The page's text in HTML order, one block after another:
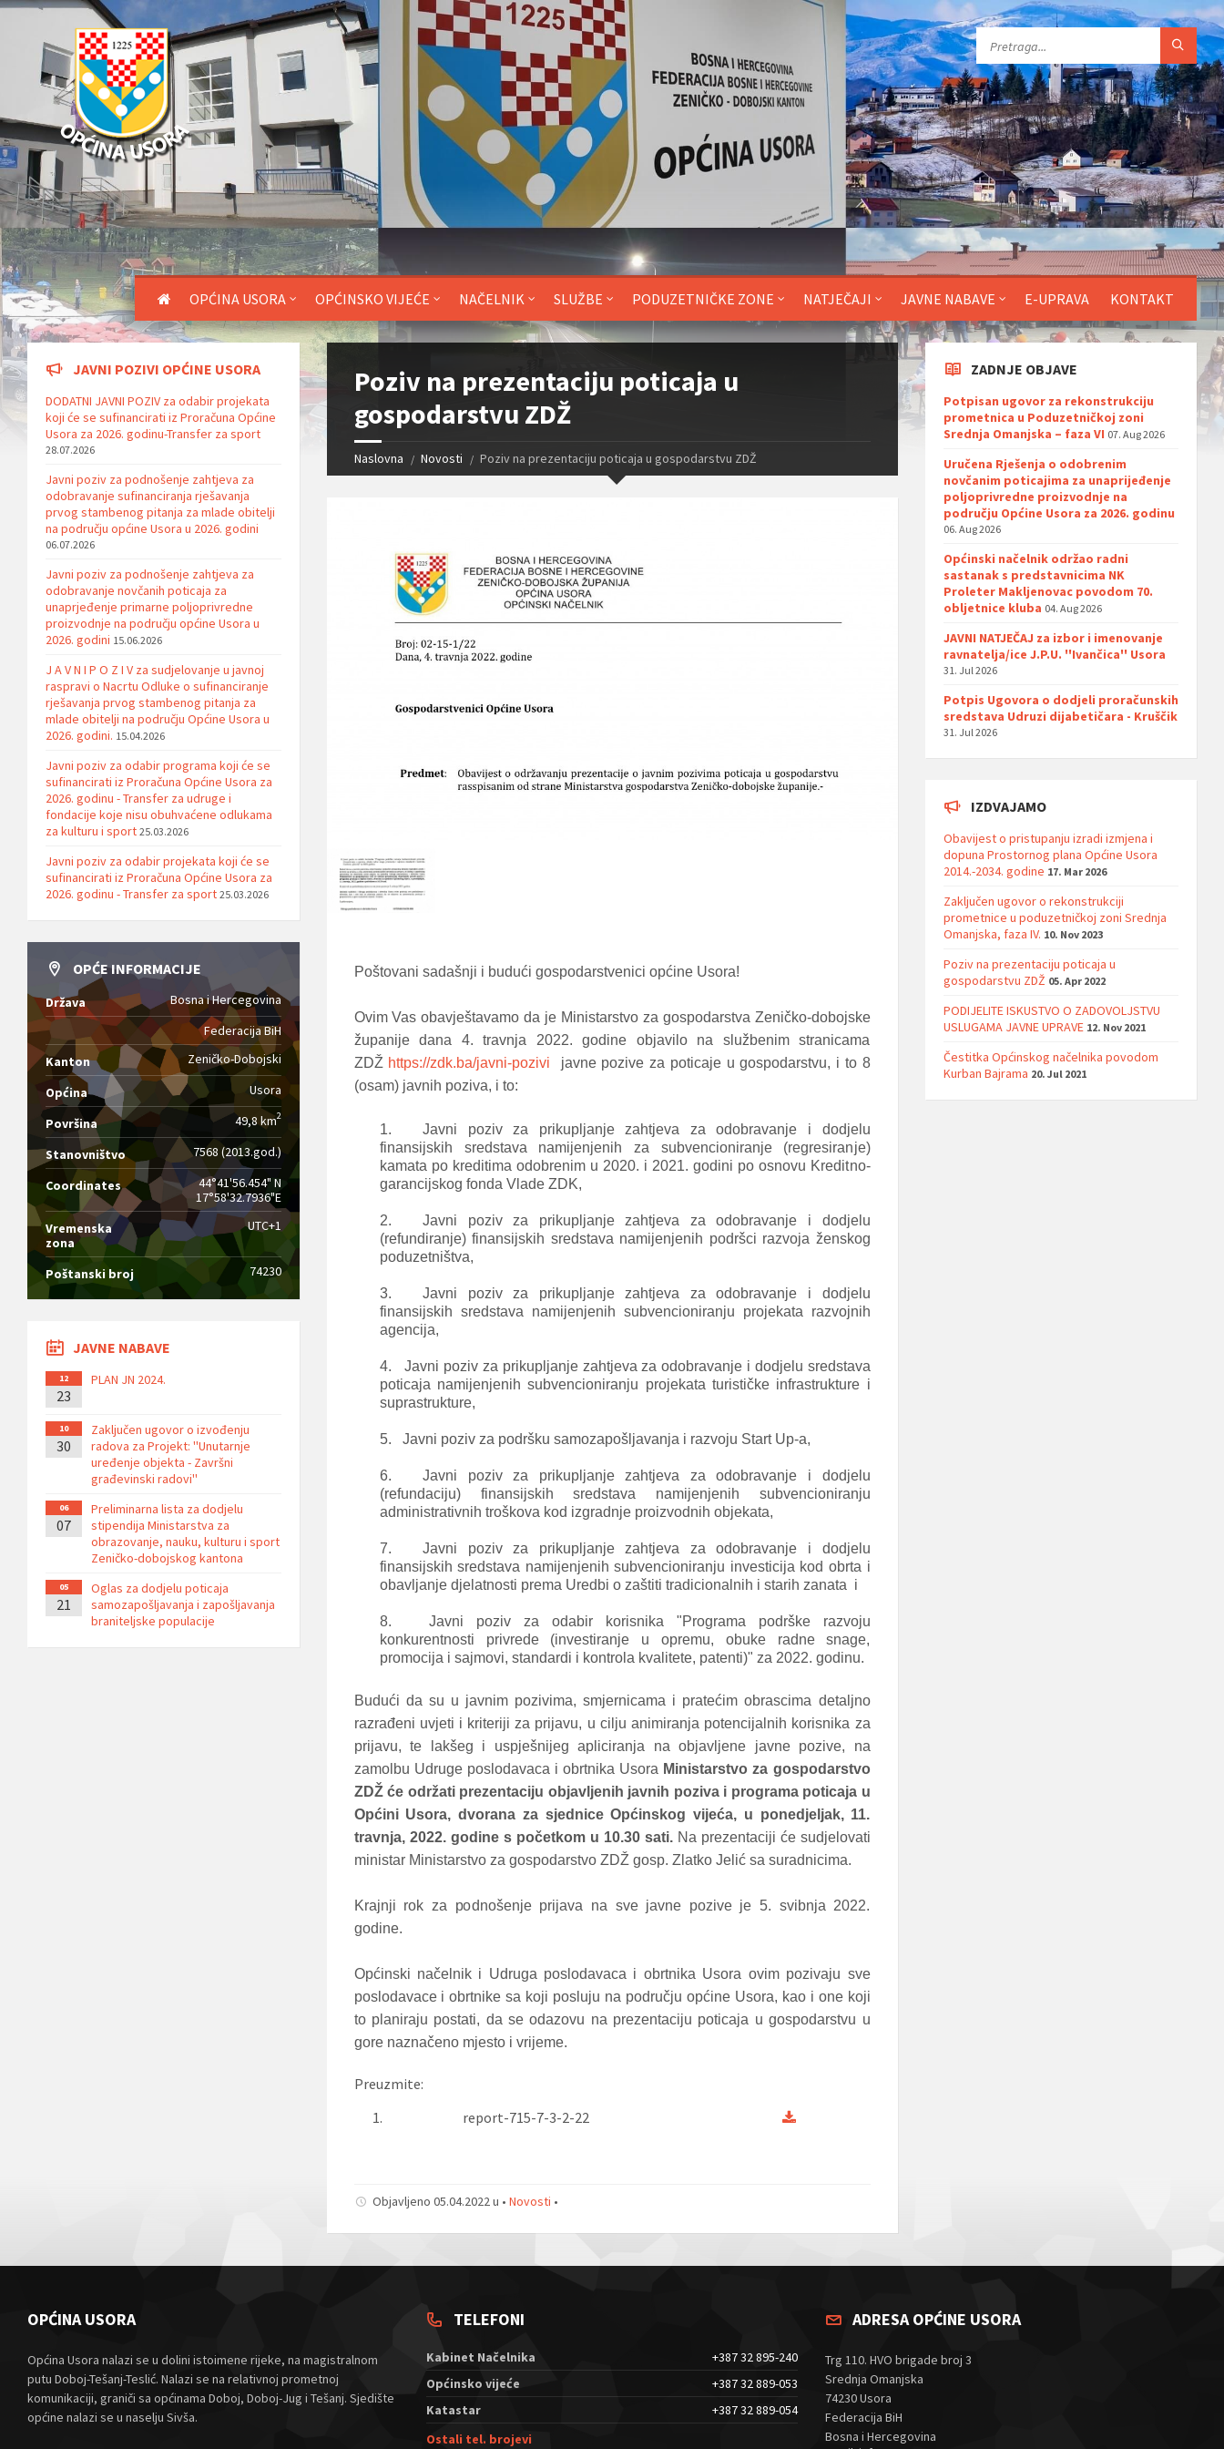
OPĆINA USORA OPĆINSKO VIJEĆE NAČELNIK SLUŽBE PODUZETNIČKE ZONE NATJEČAJI JAVNE NABAVE E-UPRAVA KONTAKT
Poziv na prezentaciju poticaja u
gospodarstvu ZDŽ
Naslovna Novosti Poziv na prezentaciju poticaja u gospodarstvu ZDŽ
Poštovani sadašnji i budući gospodarstvenici općine Usora!
Ovim Vas obavještavamo da je Ministarstvo za gospodarstva Zeničko-dobojske
županije dana 4. travnja 2022. godine objavilo na službenim stranicama
ZDŽ https://zdk.ba/javni-pozivi javne pozive za poticaje u gospodarstvu, i to 8
(osam) javnih poziva, i to:
1.
Javni poziv za prikupljanje zahtjeva za odobravanje i dodjelu
finansijskih sredstava namijenjenih za subvencioniranje (regresiranje)
kamata po kreditima odobrenim u 2020. i 2021. godini po osnovu Kreditno-
garancijskog fonda Vlade ZDK,
2.
Javni poziv za prikupljanje zahtjeva za odobravanje i dodjelu
(refundiranje) finansijskih sredstava namijenjenih podršci razvoja ženskog
poduzetništva,
3.
Javni poziv za prikupljanje zahtjeva za odobravanje i dodjelu
finansijskih sredstava namijenjenih subvencioniranju projekata razvojnih
agencija,
4.
Javni poziv za prikupljanje zahtjeva za odobravanje i dodjelu sredstava
poticaja namijenjenih subvencioniranju projekata turističke infrastrukture i
suprastrukture,
5. Javni poziv za podršku samozapošljavanja i razvoju Start Up-a,
6.
Javni poziv za prikupljanje zahtjeva za odobravanje i dodjelu
(refundaciju) finansijskih sredstava namijenjenih subvencioniranju
administrativnih troškova kod izgradnje proizvodnih objekata,
7.
Javni poziv za prikupljanje zahtjeva za odobravanje i dodjelu
finansijskih sredstava namijenjenih subvencioniranju investicija kod obrta i
obavljanje djelatnosti prema Uredbi o zaštiti tradicionalnih i starih zanata i
8.
Javni poziv za odabir korisnika "Programa podrške razvoju
konkurentnosti privrede (investiranje u opremu, obuke radne snage,
promocija i sajmovi, standardi i kontrola kvalitete, patenti)" za 2022. godinu.
Budući da su u javnim pozivima, smjernicama i pratećim obrascima detaljno
razrađeni uvjeti i kriteriji za prijavu, u cilju animiranja potencijalnih korisnika za
prijavu, te lakšeg i uspješnijeg apliciranja na objavljene javne pozive, na
zamolbu Udruge poslodavaca i obrtnika Usora Ministarstvo za gospodarstvo
ZDŽ će održati prezentaciju objavljenih javnih poziva i programa poticaja u
Općini Usora, dvorana za sjednice Općinskog vijeća, u ponedjeljak, 11.
travnja, 2022. godine s početkom u 10.30 sati.Na prezentaciji će sudjelovati
ministar Ministarstvo za gospodarstvo ZDŽ gosp. Zlatko Jelić sa suradnicima.
Krajnji rok za podnošenje prijava na sve javne pozive je 5. svibnja 2022.
godine.
Općinski načelnik i Udruga poslodavaca i obrtnika Usora ovim pozivaju sve
poslodavace i obrtnike sa koji posluju na području općine Usora, kao i one koji
to planiraju postati, da se odazovu na prezentaciju poticaja u gospodarstvu u
gore naznačeno mjesto i vrijeme.
Preuzmite:
1.
report-715-7-3-2-22
Objavljeno 05.04.2022 u • Novosti •
JAVNI POZIVI OPĆINE USORA
DODATNI JAVNI POZIV za odabir projekata
koji će se sufinancirati iz Proračuna Općine
Usora za 2026. godinu-Transfer za sport
28.07.2026
Javni poziv za podnošenje zahtjeva za
odobravanje sufinanciranja rješavanja
prvog stambenog pitanja za mlade obitelji
na području općine Usora u 2026. godini
06.07.2026
Javni poziv za podnošenje zahtjeva za
odobravanje novčanih poticaja za
unaprjeđenje primarne poljoprivredne
proizvodnje na području općine Usora u
2026. godini 15.06.2026
J A V N I P O Z I V za sudjelovanje u javnoj
raspravi o Nacrtu Odluke o sufinanciranje
rješavanja prvog stambenog pitanja za
mlade obitelji na području Općine Usora u
2026. godini. 15.04.2026
Javni poziv za odabir programa koji će se
sufinancirati iz Proračuna Općine Usora za
2026. godinu - Transfer za udruge i
fondacije koje nisu obuhvaćene odlukama
za kulturu i sport 25.03.2026
Javni poziv za odabir projekata koji će se
sufinancirati iz Proračuna Općine Usora za
2026. godinu - Transfer za sport 25.03.2026
OPĆE INFORMACIJE
Država
Bosna i Hercegovina
Federacija BiH
Kanton
Zeničko-Dobojski
Općina Usora
Površina 49,8 km2
Stanovništvo 7568 (2013.god.)
Coordinates
44°41'56.454" N
17°58'32.7936"E
Vremenska
zona
UTC+1
Poštanski broj 74230
JAVNE NABAVE
12
23
PLAN JN 2024.
10
30
Zaključen ugovor o izvođenju
radova za Projekt: ''Unutarnje
uređenje objekta - Završni
građevinski radovi''
06
07
Preliminarna lista za dodjelu
stipendija Ministarstva za
obrazovanje, nauku, kulturu i sport
Zeničko-dobojskog kantona
05
21
Oglas za dodjelu poticaja
samozapošljavanja i zapošljavanja
braniteljske populacije
ZADNJE OBJAVE
Potpisan ugovor za rekonstrukciju
prometnica u Poduzetničkoj zoni
Srednja Omanjska – faza VI 07. Aug 2026
Uručena Rješenja o odobrenim
novčanim poticajima za unaprijeđenje
poljoprivredne proizvodnje na
području Općine Usora za 2026. godinu
06. Aug 2026
Općinski načelnik održao radni
sastanak s predstavnicima NK
Proleter Makljenovac povodom 70.
obljetnice kluba 04. Aug 2026
JAVNI NATJEČAJ za izbor i imenovanje
ravnatelja/ice J.P.U. ''Ivančica'' Usora
31. Jul 2026
Potpis Ugovora o dodjeli proračunskih
sredstava Udruzi dijabetičara - Kruščik
31. Jul 2026
IZDVAJAMO
Obavijest o pristupanju izradi izmjena i
dopuna Prostornog plana Općine Usora
2014.-2034. godine 17. Mar 2026
Zaključen ugovor o rekonstrukciji
prometnice u poduzetničkoj zoni Srednja
Omanjska, faza IV. 10. Nov 2023
Poziv na prezentaciju poticaja u
gospodarstvu ZDŽ 05. Apr 2022
PODIJELITE ISKUSTVO O ZADOVOLJSTVU
USLUGAMA JAVNE UPRAVE 12. Nov 2021
Čestitka Općinskog načelnika povodom
Kurban Bajrama 20. Jul 2021
OPĆINA USORA
Općina Usora nalazi se u dolini istoimene rijeke, na magistralnom
putu Doboj-Tešanj-Teslić. Nalazi se na relativnoj prometnoj
komunikaciji, graniči sa općinama Doboj, Doboj-Jug i Tešanj. Sjedište
općine nalazi se u naselju Sivša.
TELEFONI
Kabinet Načelnika
+387 32 895-240
Općinsko vijeće
+387 32 889-053
Katastar
+387 32 889-054
Ostali tel. brojevi
ADRESA OPĆINE USORA
Trg 110. HVO brigade broj 3
Srednja Omanjska
74230 Usora
Federacija BiH
Bosna i Hercegovina